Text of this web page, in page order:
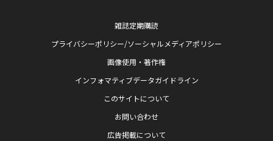
雑誌定期購読
プライバシーポリシー/ソーシャルメディアポリシー
画像使用・著作権
インフォマティブデータガイドライン
このサイトについて
お問い合わせ
広告掲載について